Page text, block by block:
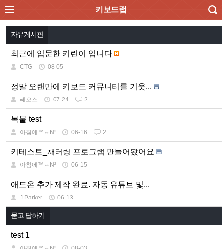
키보드랩
자유게시판
최근에 입문한 키린이 입니다
CTG 08-05
정말 오랜만에 키보드 커뮤니티를 기웃...
레오스 07-24 2
복붙 test
아침에™⇔N² 06-16 2
키테스트_채터링 프로그램 만들어봤어요
아침에™⇔N² 06-15
애드온 추가 제작 완료. 자동 유튜브 및...
J.Parker 06-13
묻고 답하기
test 1